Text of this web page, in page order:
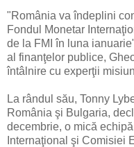
"România va îndeplini
Fondul Monetar
de la FMI în luna
al finanţelor publice,
întâlnire cu experţii
La rândul său, Tonny
România şi Bulgaria,
decembrie, o mică
Internaţional şi Comisiei